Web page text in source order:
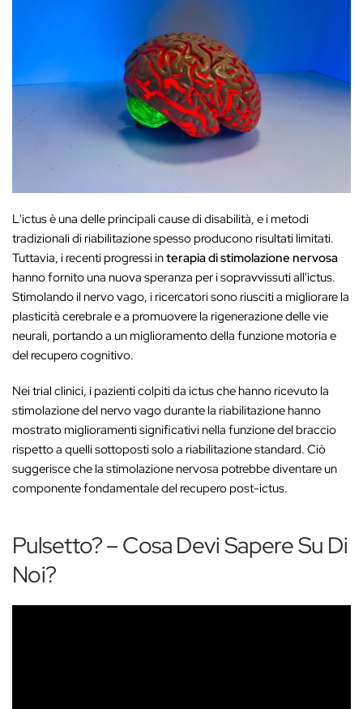
L'ictus è una delle principali cause di disabilità, e i metodi
tradizionali di riabilitazione spesso producono risultati limitati.
Tuttavia, i recenti progressi interapia di stimolazione nervosa
hanno fornito una nuova speranza per i sopravvissuti all'ictus.
Stimolando il nervo vago, i ricercatori sono riusciti a migliorare la
plasticità cerebrale e a promuovere la rigenerazione delle vie
neurali, portando a un miglioramento della funzione motoria e
del recupero cognitivo.
Nei trial clinici, i pazienti colpiti da ictus che hanno ricevuto la
stimolazione del nervo vago durante la riabilitazione hanno
mostrato miglioramenti significativi nella funzione del braccio
rispetto a quelli sottoposti solo a riabilitazione standard. Ciò
suggerisce che la stimolazione nervosa potrebbe diventare un
componente fondamentale del recupero post-ictus.
Pulsetto? – Cosa Devi Sapere Su Di
Noi?